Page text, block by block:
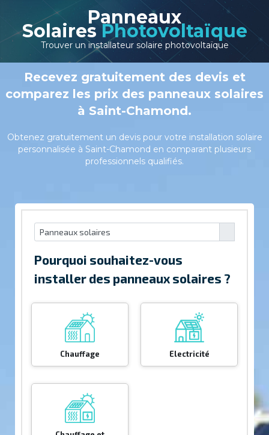
Panneaux
Solaires Photovoltaïque
Trouver un installateur solaire photovoltaïque
Recevez gratuitement des devis et
comparez les prix des panneaux solaires
à Saint-Chamond.
Obtenez gratuitement un devis pour votre installation solaire
personnalisée à Saint-Chamond en comparant plusieurs
professionnels qualifiés.